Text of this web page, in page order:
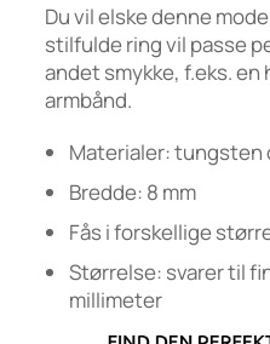
Du vil elske denne
stilfulde ring vil passe
andet smykke, f.eks.
armbånd.
Materialer: tungsten
Bredde: 8 mm
Fås i forskellige
Størrelse: svarer til
millimeter